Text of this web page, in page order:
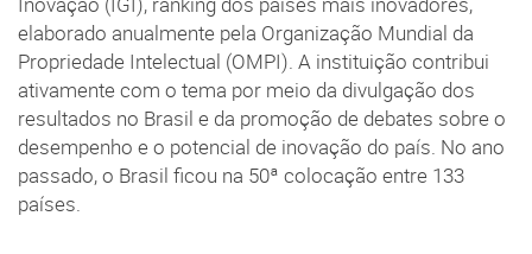
elaborado anualmente pela Organização Mundial da
Propriedade Intelectual (OMPI). A instituição contribui
ativamente com o tema por meio da divulgação dos
resultados no Brasil e da promoção de debates sobre o
desempenho e o potencial de inovação do país. No ano
passado, o Brasil ficou na 50ª colocação entre 133
países.